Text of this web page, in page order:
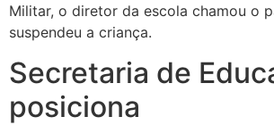
Militar, o diretor da escola chamou o
suspendeu a criança.
Secretaria de
posiciona